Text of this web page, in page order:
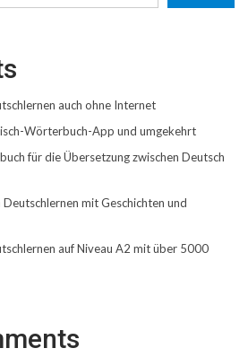
auch ohne Internet
Wörterbuch-App und umgekehrt
für die Übersetzung zwischen Deutsch
mit Geschichten und
auf Niveau A2 mit über 5000